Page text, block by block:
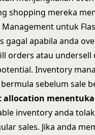
shopping mereka
untuk
gagal apabila anda
orders atau undersell
Inventory
sebelum sale
allocation
inventory anda
sales. Jika anda